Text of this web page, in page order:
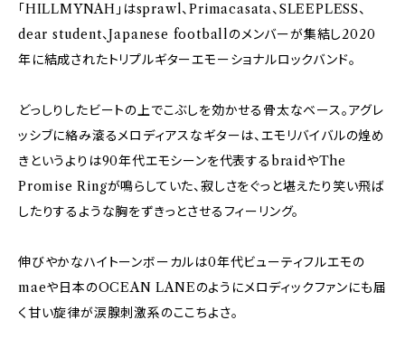
「HILLMYNAH」はsprawl、Primacasata、SLEEPLESS、
dear student、Japanese footballのメンバーが集結し2020
年に結成されたトリプルギターエモーショナルロックバンド。
どっしりしたビートの上でこぶしを効かせる骨太なベース。アグレ
ッシブに絡み滾るメロディアスなギターは、エモリバイバルの煌め
きというよりは90年代エモシーンを代表するbraidやThe
Promise Ringが鳴らしていた、寂しさをぐっと堪えたり笑い飛ば
したりするような胸をずきっとさせるフィーリング。
伸びやかなハイトーンボーカルは0年代ビューティフルエモの
maeや日本のOCEAN LANEのようにメロディックファンにも届
く甘い旋律が涙腺刺激系のここちよさ。